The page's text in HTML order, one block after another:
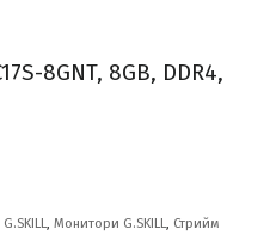
8GNT, 8GB, DDR4,
, Монитори G.SKILL, Стрийм